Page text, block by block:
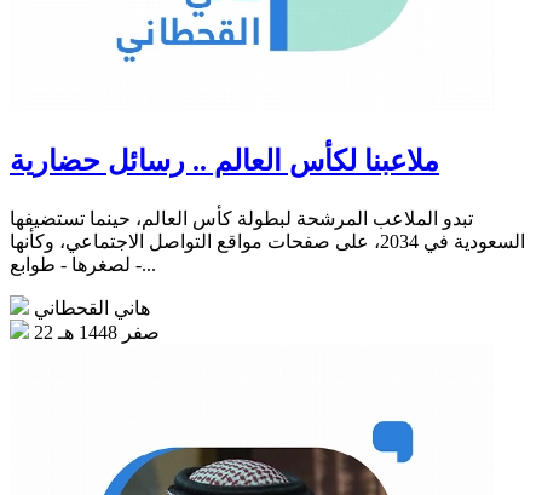
ملاعبنا لكأس العالم .. رسائل حضارية
تبدو الملاعب المرشحة لبطولة كأس العالم، حينما تستضيفها
السعودية في 2034، على صفحات مواقع التواصل الاجتماعي، وكأنها
- لصغرها - طوابع...
هاني القحطاني
22 صفر 1448 هـ